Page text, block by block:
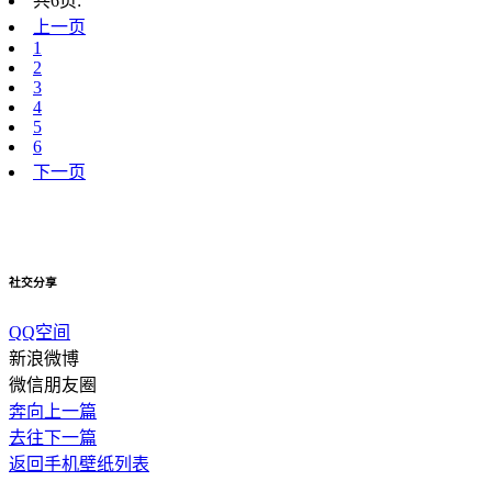
上一页
1
2
3
4
5
6
下一页
社交分享
QQ空间
新浪微博
微信朋友圈
奔向上一篇
去往下一篇
返回手机壁纸列表